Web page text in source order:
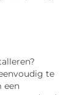
te
een